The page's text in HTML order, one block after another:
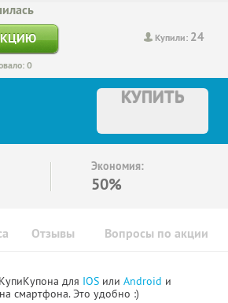
Купили: 24
0
КУПИТЬ
Экономия:
50%
Отзывы Вопросы по акции
для IOS или Android и
смартфона. Это удобно :)